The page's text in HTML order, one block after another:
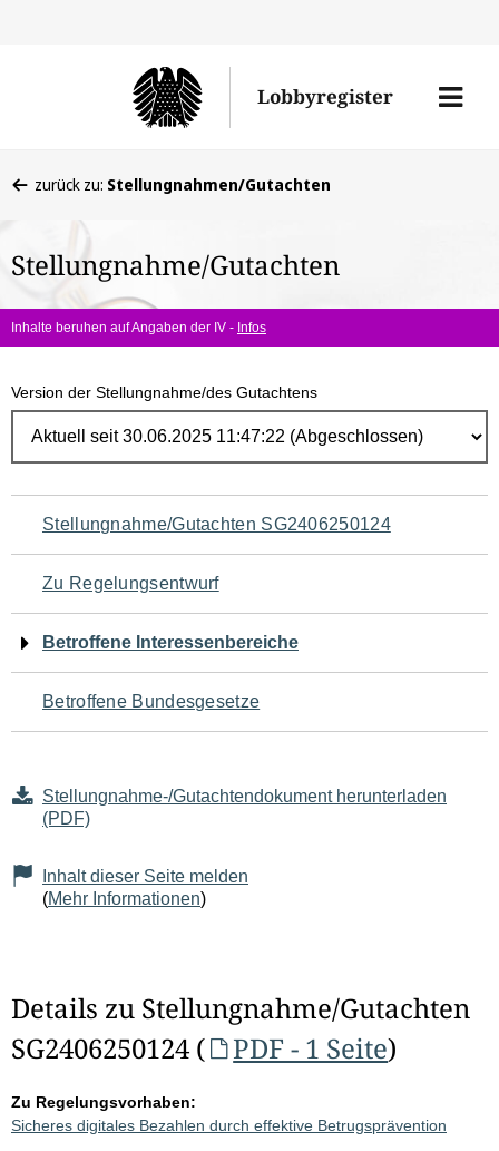
Lobbyregister
Menü
befinden
hier:
zurück zu: Stellungnahmen/Gutachten
Stellungnahme/Gutachten
Inhalte beruhen auf Angaben der IV - Infos
Version der Stellungnahme/des Gutachtens
Navigation
für
den
Seiteninhalt
Stellungnahme/Gutachten SG2406250124
Zu Regelungsentwurf
Betroffene Interessenbereiche
Betroffene Bundesgesetze
Stellungnahme-/Gutachtendokument herunterladen
(PDF)
Inhalt dieser Seite melden
(Mehr Informationen)
Details zu Stellungnahme/Gutachten
SG2406250124 (
PDF - 1 Seite)
Zu Regelungsvorhaben:
Sicheres digitales Bezahlen durch effektive Betrugsprävention